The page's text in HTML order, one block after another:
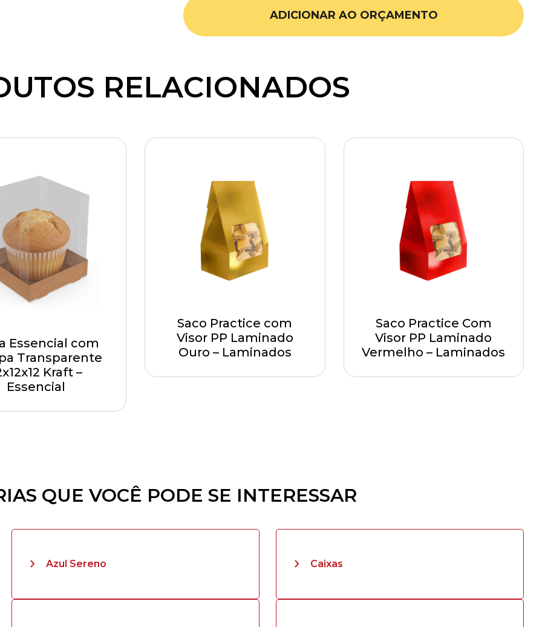
ADICIONAR AO ORÇAMENTO
RELACIONADOS
Essencial com
Transparente
Kraft –
Essencial
Saco Practice com
Visor PP Laminado
Ouro – Laminados
Saco Practice Com
Visor PP Laminado
Vermelho – Laminados
QUE VOCÊ PODE SE INTERESSAR
Azul Sereno Caixas